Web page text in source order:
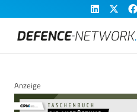
Anzeige